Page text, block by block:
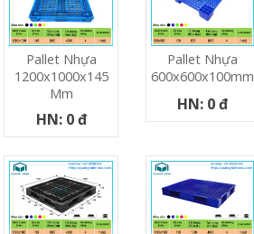
Pallet Nhựa
1200x1000x145
Mm
HN: 0 đ
Pallet Nhựa
600x600x100mm
HN: 0 đ